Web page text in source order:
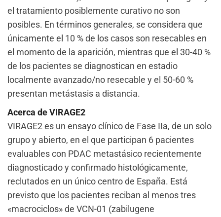
el tratamiento posiblemente curativo no son
posibles. En términos generales, se considera que
únicamente el 10 % de los casos son resecables en
el momento de la aparición, mientras que el 30-40 %
de los pacientes se diagnostican en estadio
localmente avanzado/no resecable y el 50-60 %
presentan metástasis a distancia.
Acerca de VIRAGE2
VIRAGE2 es un ensayo clínico de Fase IIa, de un solo
grupo y abierto, en el que participan 6 pacientes
evaluables con PDAC metastásico recientemente
diagnosticado y confirmado histológicamente,
reclutados en un único centro de España. Está
previsto que los pacientes reciban al menos tres
«macrociclos» de VCN-01 (zabilugene